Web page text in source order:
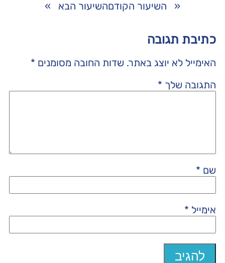
« השיעור הקודםהשיעור הבא »
כתיבת תגובה
האימייל לא יוצג באתר. שדות החובה מסומנים *
התגובה שלך *
שם *
אימייל *